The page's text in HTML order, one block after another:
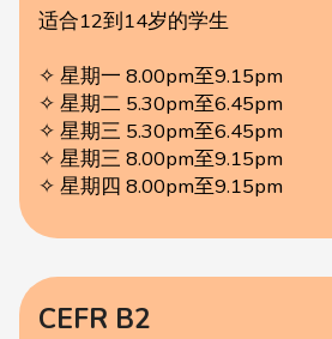
适合12到14岁的学生
✧ 星期一 8.00pm至9.15pm
✧ 星期二 5.30pm至6.45pm
✧ 星期三 5.30pm至6.45pm
✧ 星期三 8.00pm至9.15pm
✧ 星期四 8.00pm至9.15pm
CEFR B2